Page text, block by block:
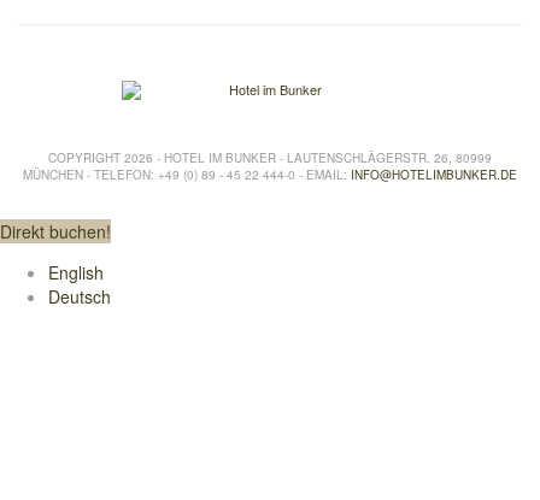
COPYRIGHT 2026 - HOTEL IM BUNKER - LAUTENSCHLÄGERSTR. 26, 80999
MÜNCHEN - TELEFON: +49 (0) 89 - 45 22 444-0 - EMAIL: INFO@HOTELIMBUNKER.DE
Direkt buchen!
English
Deutsch